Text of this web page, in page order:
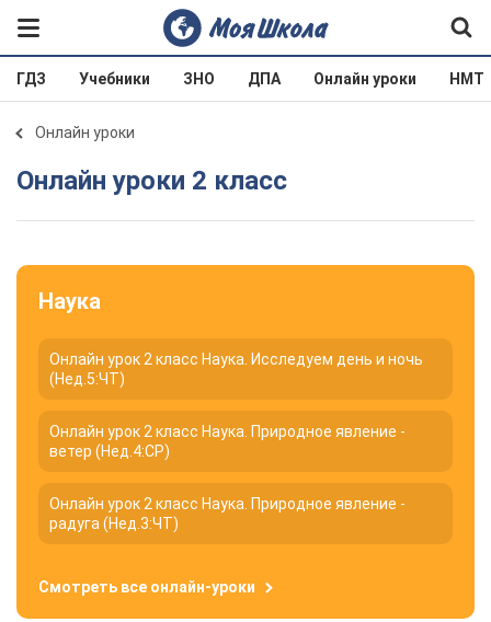
ГДЗ Учебники ЗНО ДПА Онлайн уроки НМТ
Онлайн уроки
Онлайн уроки 2 класс
Наука
Онлайн урок 2 класс Наука. Исследуем день и ночь
(Нед.5:ЧТ)
Онлайн урок 2 класс Наука. Природное явление -
ветер (Нед.4:СР)
Онлайн урок 2 класс Наука. Природное явление -
радуга (Нед.3:ЧТ)
Смотреть все онлайн-уроки